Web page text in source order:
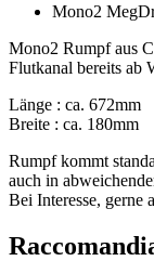
Mono2
Mono2 Rumpf aus
Flutkanal bereits ab
Länge : ca. 672mm
Breite : ca. 180mm
Rumpf kommt
auch in
Bei Interesse, gerne